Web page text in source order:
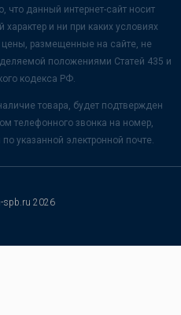
данный интернет-сайт носит
и ни при каких условиях
размещенные на сайте, не
положениями Статей 435 и
кодекса РФ.
товара, будет подтвержден
телефонного звонка на номер,
указанной электронной почте.
spb.ru 2026